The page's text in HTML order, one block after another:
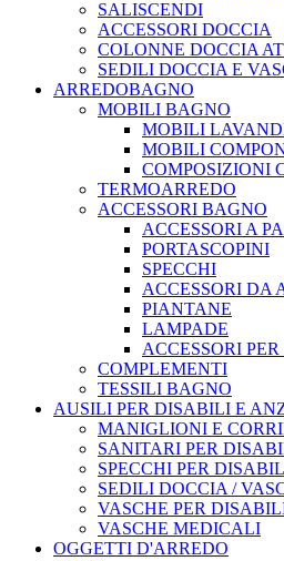
SALISCENDI
ACCESSORI DOCCIA
COLONNE DOCCIA
SEDILI DOCCIA E
ARREDOBAGNO
MOBILI BAGNO
MOBILI
MOBILI
COMPOSIZIONI
TERMOARREDO
ACCESSORI BAGNO
ACCESSORI A
PORTASCOPINI
SPECCHI
ACCESSORI DA
PIANTANE
LAMPADE
ACCESSORI
COMPLEMENTI
TESSILI BAGNO
AUSILI PER DISABILI E
MANIGLIONI E
SANITARI PER
SPECCHI PER
SEDILI DOCCIA /
VASCHE PER
VASCHE MEDICALI
OGGETTI D'ARREDO